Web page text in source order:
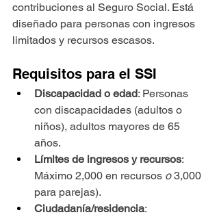
contribuciones al Seguro Social. Está
diseñado para personas con ingresos
limitados y recursos escasos.
Requisitos para el SSI
Discapacidad o edad: Personas
con discapacidades (adultos o
niños), adultos mayores de 65
años.
Límites de ingresos y recursos:
Máximo 2,000 en recursos o 3,000
para parejas).
Ciudadanía/residencia: